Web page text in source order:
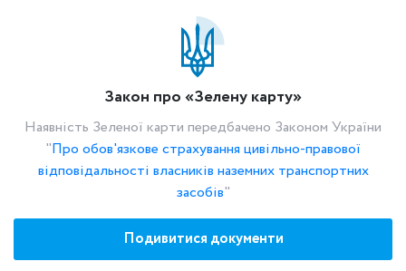
Закон про «Зелену карту»
Наявність Зеленої карти передбачено Законом України
"Про обов'язкове страхування цивільно-правової
відповідальності власників наземних транспортних
засобів"
Подивитися документи